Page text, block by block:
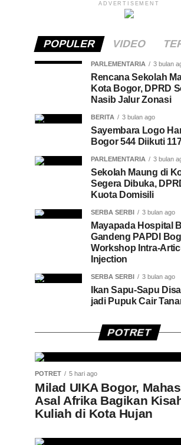
ADVERTISEMENT
POPULER VIDEO
PARLEMENTARIA 3 bulan
Rencana Sekolah
Kota Bogor, DPRD
Nasib Jalur Zonasi
BERITA 3 bulan ago
Sayembara Logo
Bogor 544 Diikuti
PARLEMENTARIA 3 bulan
Sekolah Maung di
Segera Dibuka,
Kuota Domisili
SERBA SERBI 3 bulan ago
Mayapada Hospital
Gandeng PAPDI
Workshop Intra-
Injection
SERBA SERBI 3 bulan ago
Ikan Sapu-Sapu
jadi Pupuk Cair
POTRET
POTRET 5 hari ago
Milad UIKA Bogor,
Asal Afrika Bagikan
Kuliah di Kota Hujan